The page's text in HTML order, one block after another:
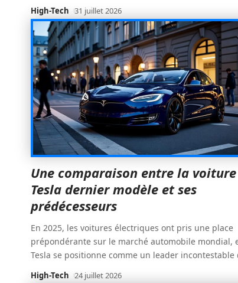
High-Tech 31 juillet 2026
Une comparaison entre la voiture
Tesla dernier modèle et ses
prédécesseurs
En 2025, les voitures électriques ont pris une place
prépondérante sur le marché automobile mondial,
Tesla se positionne comme un leader incontestable
High-Tech 24 juillet 2026